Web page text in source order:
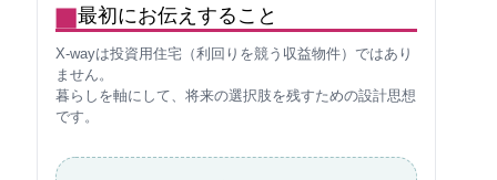
最初にお伝えすること
X-wayは投資用住宅（利回りを競う収益物件）ではあり
ません。
暮らしを軸にして、将来の選択肢を残すための設計思想
です。